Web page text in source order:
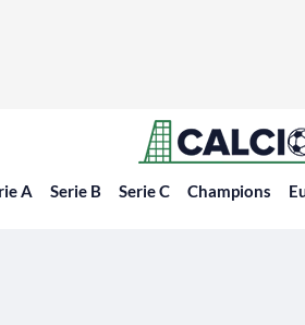
A Serie B Serie C Champions